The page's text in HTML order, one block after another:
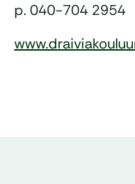
p. 040-704 2954